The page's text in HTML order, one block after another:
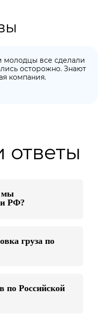
молодцы все сделали
осторожно. Знают
компания.
мы
РФ?
груза по
по Российской